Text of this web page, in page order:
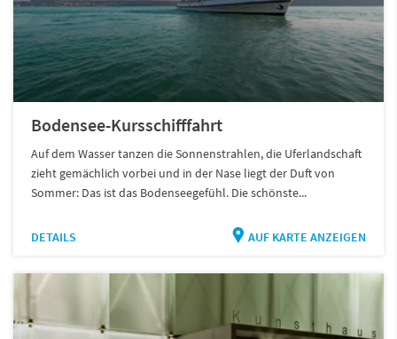
Bodensee-Kursschifffahrt
Auf dem Wasser tanzen die Sonnenstrahlen, die Uferlandschaft
zieht gemächlich vorbei und in der Nase liegt der Duft von
Sommer: Das ist das Bodenseegefühl. Die schönste...
DETAILS AUF KARTE ANZEIGEN